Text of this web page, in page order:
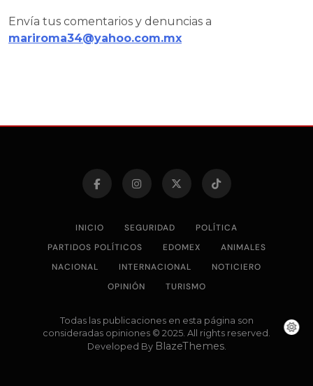
Envía tus comentarios y denuncias a
mariroma34@yahoo.com.mx
INICIO SEGURIDAD
POLÍTICA
PARTIDOS POLÍTICOS
EDOMEX
ANIMALES
NACIONAL
INTERNACIONAL
NOTICIERO
OPINIÓN
TURISMO
Todas las publicaciones en esta página son
consideradas opiniones © 2025. All rights reserved.
Developed By BlazeThemes.